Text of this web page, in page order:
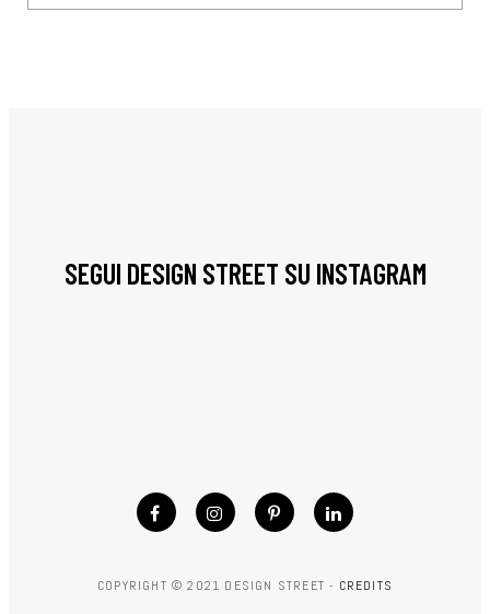
SEGUI DESIGN STREET SU INSTAGRAM
COPYRIGHT © 2021 DESIGN STREET - CREDITS